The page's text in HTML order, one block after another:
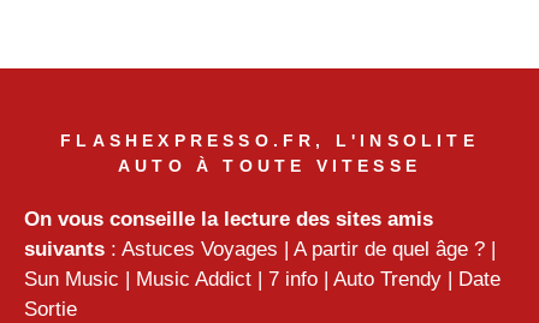
FLASHEXPRESSO.FR, L'INSOLITE
AUTO À TOUTE VITESSE
On vous conseille la lecture des sites amis
suivants : Astuces Voyages | A partir de quel âge ? |
Sun Music | Music Addict | 7 info | Auto Trendy | Date
Sortie